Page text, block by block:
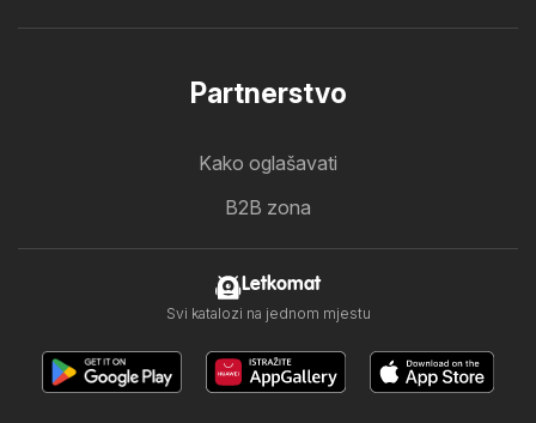
Partnerstvo
Kako oglašavati
B2B zona
Letkomat
Svi katalozi na jednom mjestu